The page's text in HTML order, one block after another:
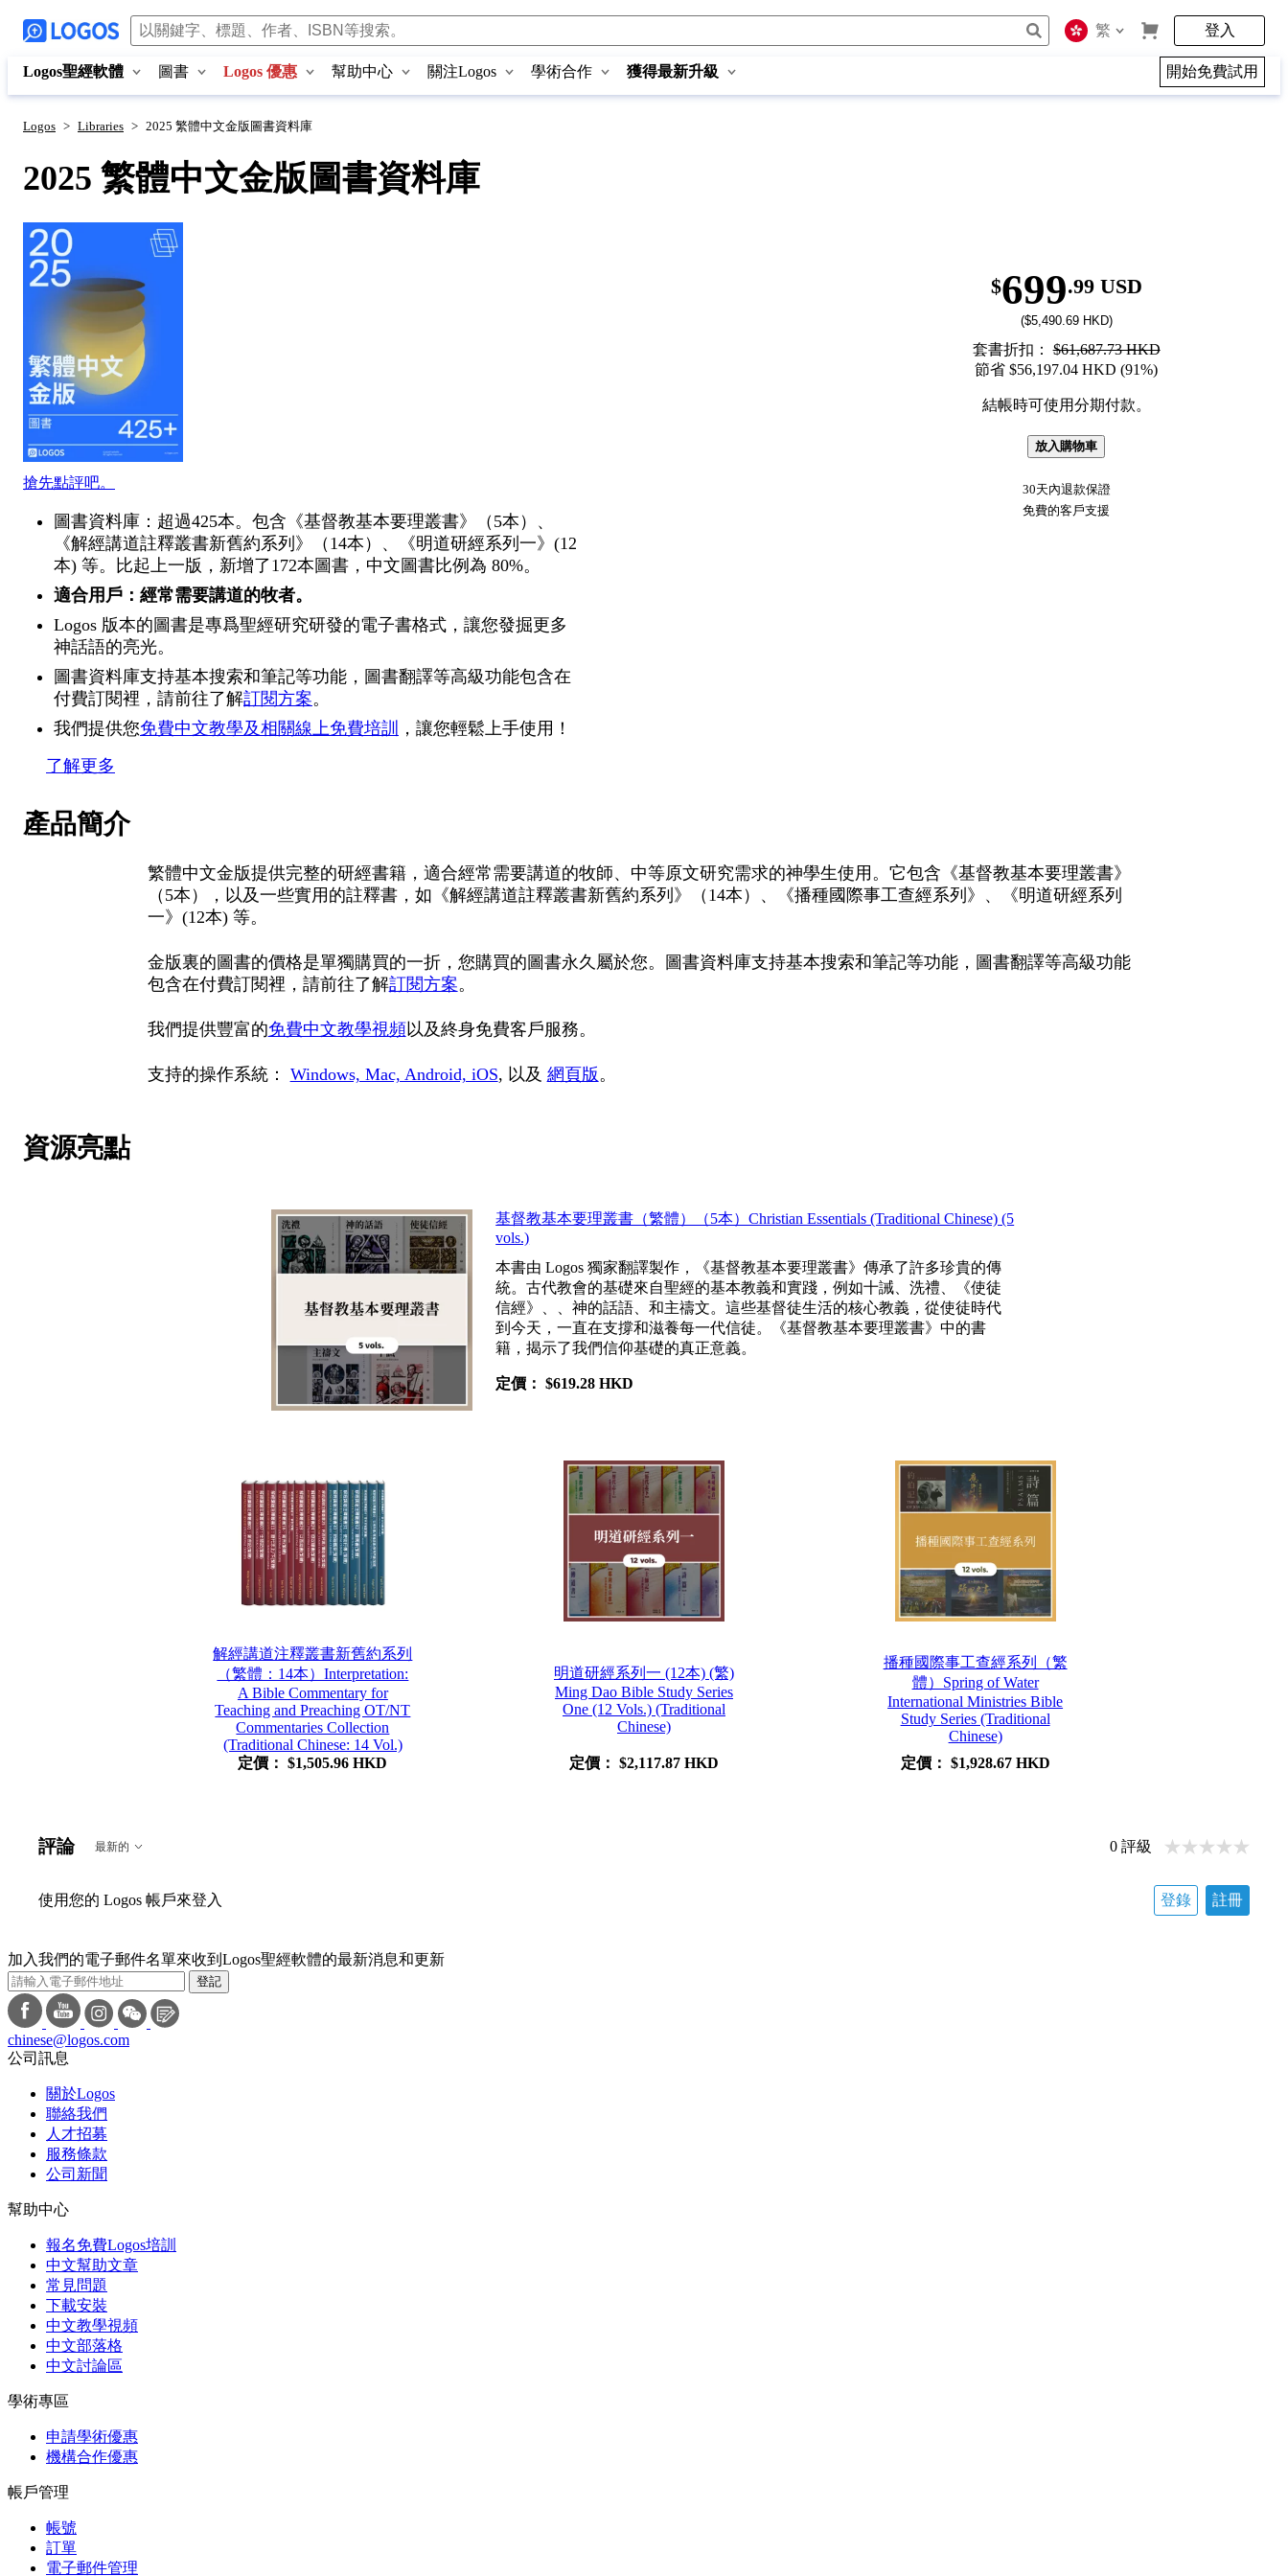
繁 登入
Logos聖經軟體 圖書 Logos 優惠 幫助中心 關注Logos 學術合作 獲得最新升級 開始免費試用
Logos > Libraries > 2025 繁體中文金版圖書資料庫
2025 繁體中文金版圖書資料庫
搶先點評吧。
$699.99 USD
($5,490.69 HKD)
套書折扣：$61,687.73 HKD
節省 $56,197.04 HKD (91%)
結帳時可使用分期付款。
放入購物車
30天內退款保證
免費的客戶支援
圖書資料庫：超過425本。包含《基督教基本要理叢書》（5本）、
《解經講道註釋叢書新舊約系列》（14本）、《明道研經系列一》(12
本) 等。比起上一版，新增了172本圖書，中文圖書比例為 80%。
適合用戶：經常需要講道的牧者。
Logos 版本的圖書是專爲聖經研究研發的電子書格式，讓您發掘更多
神話語的亮光。
圖書資料庫支持基本搜索和筆記等功能，圖書翻譯等高級功能包含在
付費訂閱裡，請前往了解訂閱方案。
我們提供您免費中文教學及相關線上免費培訓
，讓您輕鬆上手使用！
了解更多
產品簡介
繁體中文金版提供完整的研經書籍，適合經常需要講道的牧師、中等原文研究需求的神學生使用。它包含《基督教基本要理叢書》
（5本），以及一些實用的註釋書，如《解經講道註釋叢書新舊約系列》（14本）、《播種國際事工查經系列》、《明道研經系列
一》(12本) 等。
金版裏的圖書的價格是單獨購買的一折，您購買的圖書永久屬於您。圖書資料庫支持基本搜索和筆記等功能，圖書翻譯等高級功能
包含在付費訂閱裡，請前往了解訂閱方案。
我們提供豐富的免費中文教學視頻以及終身免費客戶服務。
支持的操作系統： Windows, Mac, Android, iOS, 以及 網頁版。
資源亮點
基督教基本要理叢書（繁體）（5本）Christian Essentials (Traditional Chinese) (5
vols.)
本書由 Logos 獨家翻譯製作，《基督教基本要理叢書》傳承了許多珍貴的傳
統。古代教會的基礎來自聖經的基本教義和實踐，例如十誡、洗禮、《使徒
信經》、、神的話語、和主禱文。這些基督徒生活的核心教義，從使徒時代
到今天，一直在支撐和滋養每一代信徒。《基督教基本要理叢書》中的書
籍，揭示了我們信仰基礎的真正意義。
定價：$619.28 HKD
解經講道注釋叢書新舊約系列
（繁體：14本）Interpretation:
A Bible Commentary for
Teaching and Preaching OT/NT
Commentaries Collection
(Traditional Chinese: 14 Vol.)
定價：$1,505.96 HKD
明道研經系列一 (12本) (繁)
Ming Dao Bible Study Series
One (12 Vols.) (Traditional
Chinese)
定價： $2,117.87 HKD
播種國際事工查經系列（繁
體）Spring of Water
International Ministries Bible
Study Series (Traditional
Chinese)
定價： $1,928.67 HKD
評論 最新的 0 評級
使用您的 Logos 帳戶來登入 登錄 註冊
加入我們的電子郵件名單來收到Logos聖經軟體的最新消息和更新
登記
chinese@logos.com
公司訊息
關於Logos
聯絡我們
人才招募
服務條款
公司新聞
幫助中心
報名免費Logos培訓
中文幫助文章
常見問題
下載安裝
中文教學視頻
中文部落格
中文討論區
學術專區
申請學術優惠
機構合作優惠
帳戶管理
帳號
訂單
電子郵件管理